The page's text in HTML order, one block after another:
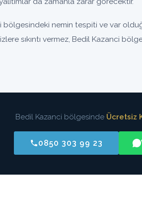
bölgesindeki nemin tespiti ve var
sıkıntı vermez, Bedil Kazanci
Bedil Kazanci bölgesinde Ücretsiz
0850 303 99 23